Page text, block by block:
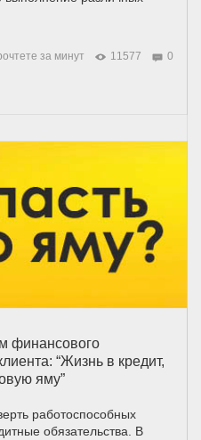
за минут 11577 0
финансового
“Жизнь в кредит,
яму”
работоспособных
обязательства. В